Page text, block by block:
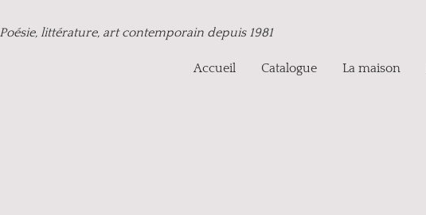
Poésie, littérature, art contemporain depuis 1981
Accueil Catalogue La maison